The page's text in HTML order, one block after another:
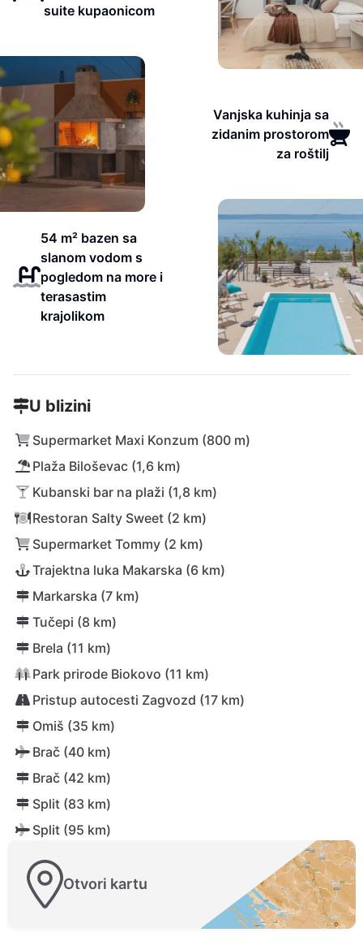
suite kupaonicom
Vanjska kuhinja sa
zidanim prostorom
za roštilj
54 m² bazen sa
slanom vodom s
pogledom na more i
terasastim
krajolikom
U blizini
Supermarket Maxi Konzum (800 m)
Plaža Biloševac (1,6 km)
Kubanski bar na plaži (1,8 km)
Restoran Salty Sweet (2 km)
Supermarket Tommy (2 km)
Trajektna luka Makarska (6 km)
Markarska (7 km)
Tučepi (8 km)
Brela (11 km)
Park prirode Biokovo (11 km)
Pristup autocesti Zagvozd (17 km)
Omiš (35 km)
Brač (40 km)
Brač (42 km)
Split (83 km)
Split (95 km)
Otvori kartu